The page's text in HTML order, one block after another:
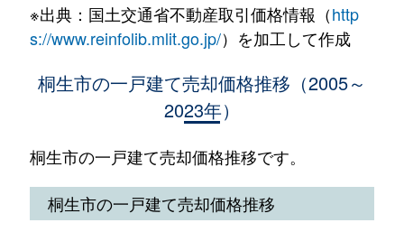
相生町
2,500万円 相老
310万円
相生町
3,400万円 相老
相生町
2,100万円 相老
※出典：国土交通省不動産取引価格情報（http
s://www.reinfolib.mlit.go.jp/）を加工して作成
桐生市の一戸建て売却価格推移（2005～
2023年）
桐生市の一戸建て売却価格推移です。
桐生市の一戸建て売却価格推移